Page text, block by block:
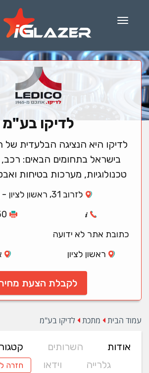
Menu
לדיקו בע"מ
בישראל בתחומים הבאים: רכב,
טכנולוגיות, מערכות בטיחות
לזרוב 31, ראשון לציון
כתובת אתר לא ידועה
ראשון לציון
לקבלת הצעת מחיר
עמוד הבית מתכת לדיקו בע"מ
אודות השרותים
גלרייה
וידאו חזרה